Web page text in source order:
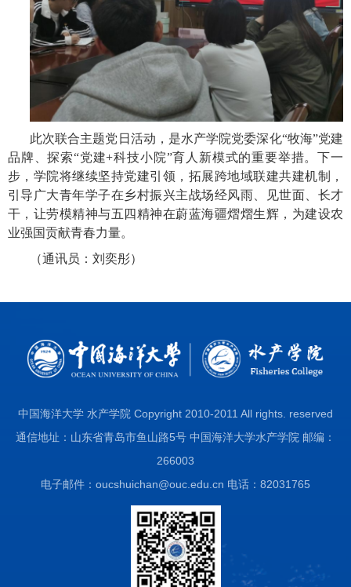
此次联合主题党日活动，是水产学院党委深化“牧海”党建
品牌、探索“党建+科技小院”育人新模式的重要举措。下一
步，学院将继续坚持党建引领，拓展跨地域联建共建机制，
引导广大青年学子在乡村振兴主战场经风雨、
见世面、长才
干， 让劳模精神与五四精神在蔚蓝海疆熠熠生辉 ， 为建设农
业强国贡献青春力量。
（通讯员：刘奕彤）
中国海洋大学 水产学院 Copyright 2010-2011 All rights. reserved
通信地址：山东省青岛市鱼山路5号 中国海洋大学水产学院 邮编：
266003
电子邮件：oucshuichan@ouc.edu.cn 电话：82031765